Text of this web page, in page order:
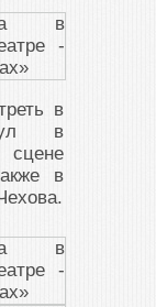
в
в
в